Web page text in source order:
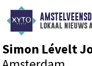
lokaal nieuws
Simon Lévelt